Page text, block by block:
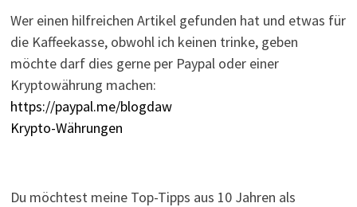
Wer einen hilfreichen Artikel gefunden hat und etwas für
die Kaffeekasse, obwohl ich keinen trinke, geben
möchte darf dies gerne per Paypal oder einer
Kryptowährung machen:
https://paypal.me/blogdaw
Krypto-Währungen
Du möchtest meine Top-Tipps aus 10 Jahren als